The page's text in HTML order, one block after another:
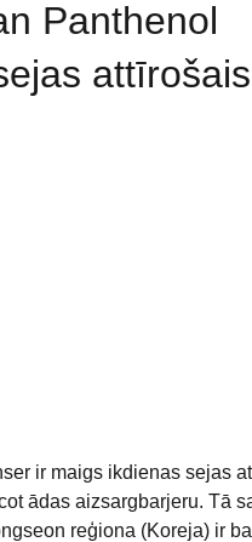
Panthenol
attīrošais
ir maigs ikdienas sejas
ādas aizsargbarjeru. Tā
reģiona (Koreja) ir